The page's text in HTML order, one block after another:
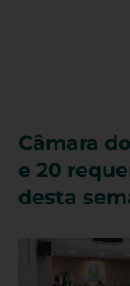
Câmara
e 20
desta